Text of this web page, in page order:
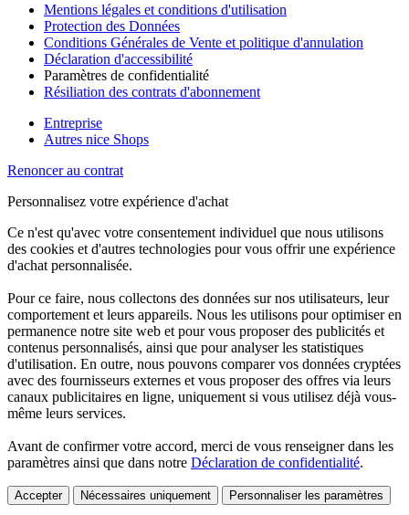
Mentions légales et conditions d'utilisation
Protection des Données
Conditions Générales de Vente et politique d'annulation
Déclaration d'accessibilité
Paramètres de confidentialité
Résiliation des contrats d'abonnement
Entreprise
Autres nice Shops
Renoncer au contrat
Personnalisez votre expérience d'achat
Ce n'est qu'avec votre consentement individuel que nous utilisons
des cookies et d'autres technologies pour vous offrir une expérience
d'achat personnalisée.
Pour ce faire, nous collectons des données sur nos utilisateurs, leur
comportement et leurs appareils. Nous les utilisons pour optimiser en
permanence notre site web et pour vous proposer des publicités et
contenus personnalisés, ainsi que pour analyser les statistiques
d'utilisation. En outre, nous pouvons comparer vos données cryptées
avec des fournisseurs externes et vous proposer des offres via leurs
canaux publicitaires en ligne, uniquement si vous utilisez déjà vous-
même leurs services.
Avant de confirmer votre accord, merci de vous renseigner dans les
paramètres ainsi que dans notre Déclaration de confidentialité.
Accepter Nécessaires uniquement Personnaliser les paramètres